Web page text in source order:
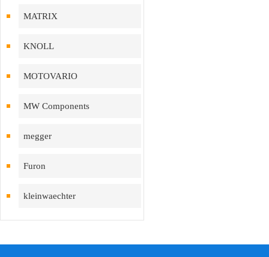
MATRIX
KNOLL
MOTOVARIO
MW Components
megger
Furon
kleinwaechter